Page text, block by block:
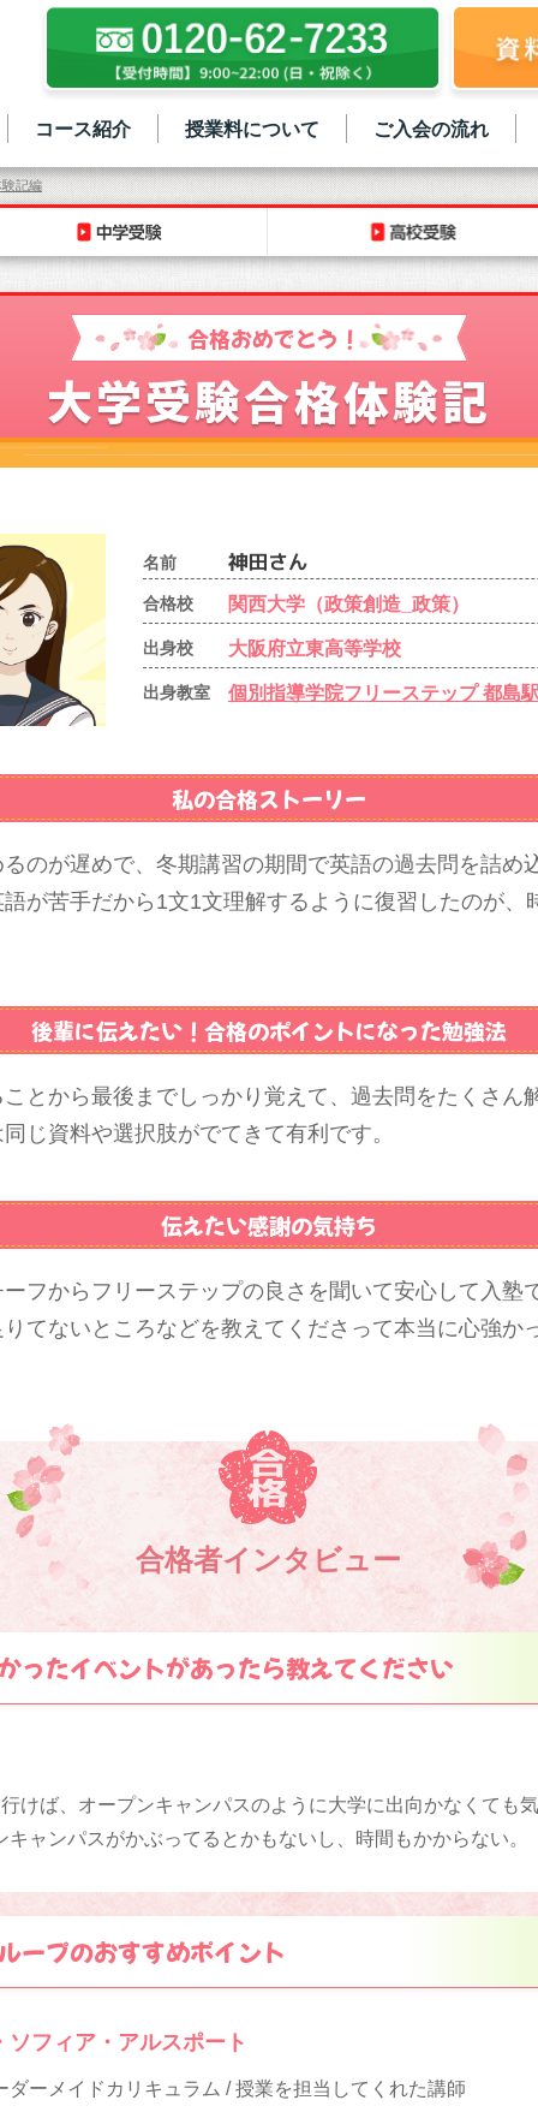
コース紹介 授業料について ご入会の流れ
記編
合格おめでとう！
大学受験合格体験記
名前
合格校 関西大学（政策創造_政策）
出身校 大阪府立東高等学校
出身教室 個別指導学院フリーステップ 都島
私の合格ストーリー
のが遅めで、冬期講習の期間で英語の過去問を詰め
が苦手だから1文1文理解するように復習したのが、
後輩に伝えたい！ 合格のポイントになった勉強法
とから最後までしっかり覚えて、過去問をたくさん
じ資料や選択肢がでてきて有利です。
伝えたい感謝の気持ち
フからフリーステップの良さを聞いて安心して入塾
てないところなどを教えてくださって本当に心強か
合格者インタビュー
ったイベントがあったら教えてください
けば、オープンキャンパスのように大学に出向かなくても
ャンパスがかぶってるとかもないし、時間もかからない。
ープのおすすめポイント
ソフィア・アルスポート
ダーメイドカリキュラム / 授業を担当してくれた講師